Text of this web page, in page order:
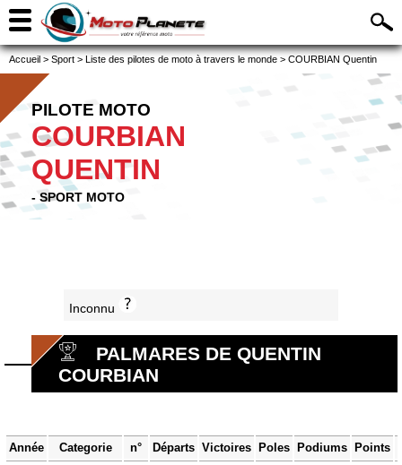
Accueil > Sport > Liste des pilotes de moto à travers le monde > COURBIAN Quentin
PILOTE MOTO
COURBIAN
QUENTIN
- SPORT MOTO
Inconnu
PALMARES DE QUENTIN
COURBIAN
Année Categorie n° Départs Victoires Poles Podiums Points